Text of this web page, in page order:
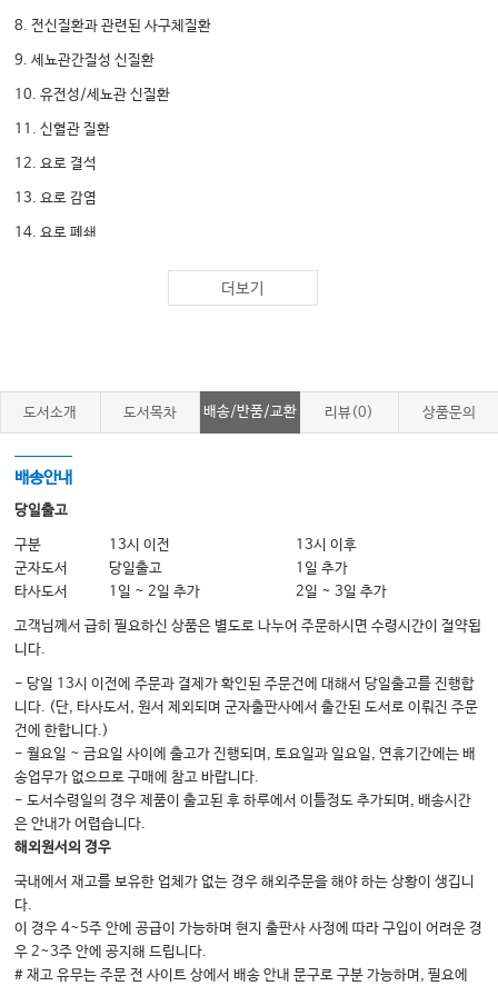
8. 전신질환과 관련된 사구체질환
9. 세뇨관간질성 신질환
10. 유전성/세뇨관 신질환
11. 신혈관 질환
12. 요로 결석
13. 요로 감염
14. 요로 폐쇄
2. 뇌하수체 전엽 질환
4. 갑상선 질환
5. 부갑상선 질환
6. 대사성 골질환
7. 크롬친화세포종/갈색세포종
9. 성발달 이상
10. 당뇨병
11. 저혈당
12. 고지혈증
13. 비만
더보기
도서소개 도서목차 배송/반품/교환 리뷰(0) 상품문의
배송안내
당일출고
구분 13시 이전
13시 이후
군자도서
당일출고
1일 추가
타사도서
1일 ~ 2일 추가 2일 ~ 3일 추가
고객님께서 급히 필요하신 상품은 별도로 나누어 주문하시면 수령시간이 절약됩
니다.
- 당일 13시 이전에 주문과 결제가 확인된 주문건에 대해서 당일출고를 진행합
니다. (단, 타사도서, 원서 제외되며 군자출판사에서 출간된 도서로 이뤄진 주문
건에 한합니다.)
- 월요일 ~ 금요일 사이에 출고가 진행되며, 토요일과 일요일, 연휴기간에는 배
송업무가 없으므로 구매에 참고 바랍니다.
- 도서수령일의 경우 제품이 출고된 후 하루에서 이틀정도 추가되며, 배송시간
은 안내가 어렵습니다.
해외원서의 경우
국내에서 재고를 보유한 업체가 없는 경우 해외주문을 해야 하는 상황이 생깁니
다.
이 경우 4~5주 안에 공급이 가능하며 현지 출판사 사정에 따라 구입이 어려운 경
우 2~3주 안에 공지해 드립니다.
# 재고 유무는 주문 전 사이트 상에서 배송 안내 문구로 구분 가능하며, 필요에